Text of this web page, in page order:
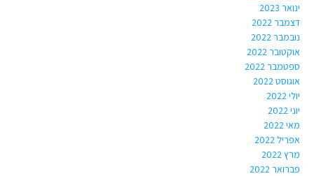
ינואר 2023
דצמבר 2022
נובמבר 2022
אוקטובר 2022
ספטמבר 2022
אוגוסט 2022
יולי 2022
יוני 2022
מאי 2022
אפריל 2022
מרץ 2022
פברואר 2022